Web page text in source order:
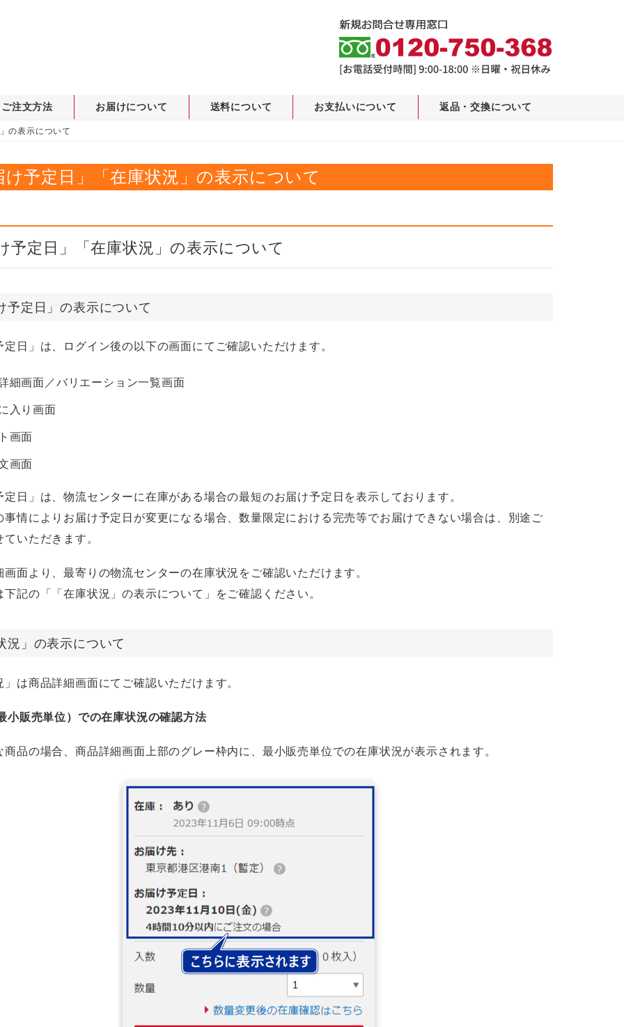
ご注文方法 お届けについて 送料について お支払いについて 返品・交換について
の表示について
け予定日」「在庫状況」の表示について
予定日」「在庫状況」の表示について
予定日」の表示について
定日」は、ログイン後の以下の画面にてご確認いただけます。
細画面／バリエーション一覧画面
入り画面
画面
画面
定日」は、物流センターに在庫がある場合の最短のお届け予定日を表示しております。
事情によりお届け予定日が変更になる場合、数量限定における完売等でお届けできない場合は、別途ご
いただきます。
面より、最寄りの物流センターの在庫状況をご確認いただけます。
記の「「在庫状況」の表示について」をご確認ください。
況」の表示について
」は商品詳細画面にてご確認いただけます。
小販売単位）での在庫状況の確認方法
商品の場合、商品詳細画面上部のグレー枠内に、最小販売単位での在庫状況が表示されます。